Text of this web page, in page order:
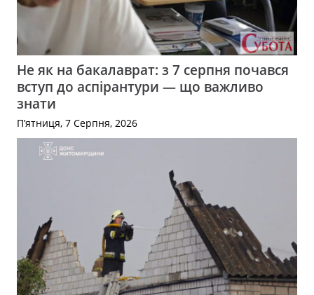
Не як на бакалаврат: з 7 серпня почався
вступ до аспірантури — що важливо
знати
П’ятниця, 7 Серпня, 2026